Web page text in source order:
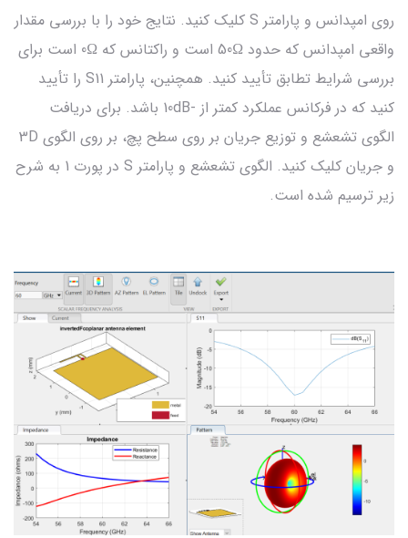
روی امپدانس و پارامتر S کلیک کنید. نتایج خود را با بررسی مقدار
واقعی امپدانس که حدود 50Ω است و راکتانس که 0Ω است برای
بررسی شرایط تطابق تأیید کنید. همچنین، پارامتر S11 را تأیید
کنید که در فرکانس عملکرد کمتر از -10dB باشد. برای دریافت
الگوی تشعشع و توزیع جریان بر روی سطح پچ، بر روی الگوی 3D
و جریان کلیک کنید. الگوی تشعشع و پارامتر S در پورت 1 به شرح
زیر ترسیم شده است.